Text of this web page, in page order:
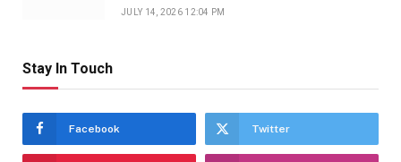
JULY 14, 2026 12:04 PM
Stay In Touch
Facebook Twitter